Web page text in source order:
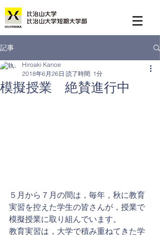
記事
模擬授業 絶賛進行中
Hiroaki Kanoe
2018年6月26日 読了時間: 1分
５月から７月の間は，毎年，秋に教育
実習を控えた学生の皆さんが，授業で
模擬授業に取り組んでいます。
教育実習は，大学で積み重ねてきた学